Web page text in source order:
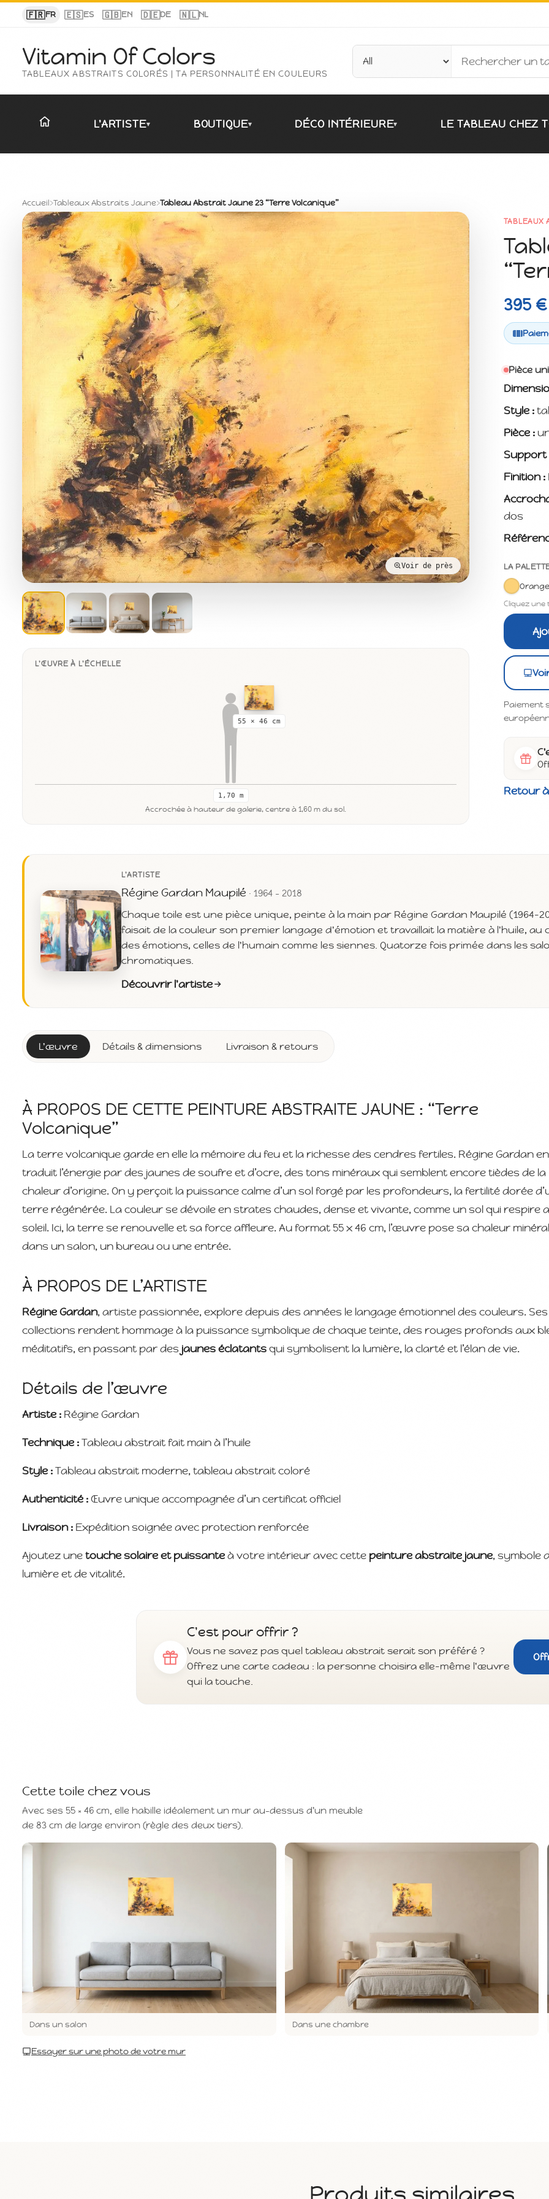
🇫🇷FR 🇪🇸ES 🇬🇧EN 🇩🇪DE 🇳🇱NL
Vitamin Of Colors
TABLEAUX ABSTRAITS COLORÉS | TA PERSONNALITÉ EN COULEURS
L'ARTISTE▾ BOUTIQUE▾ DÉCO INTÉRIEURE▾ LE TABLEAU CHEZ
Accueil›Tableaux Abstraits Jaune›Tableau Abstrait Jaune 23 “Terre Volcanique”
Voir de près
L'ŒUVRE À L'ÉCHELLE
1,70 m
55 × 46 cm
Accrochée à hauteur de galerie, centre à 1,60 m du sol.
TABLEAUX
395 €
Pièce
Style :
Pièce :
Support
Finition :
dos
LA
Cliquez
Paiement
Retour
L'ARTISTE
Régine Gardan Maupilé · 1964 - 2018
Chaque toile est une pièce unique, peinte à la main par Régine Gardan Maupilé (1964-
faisait de la couleur son premier langage d'émotion et travaillait la matière à l'huile,
des émotions, celles de l'humain comme les siennes. Quatorze fois primée dans les
chromatiques.
Découvrir l'artiste
L'œuvre Détails & dimensions Livraison & retours
À PROPOS DE CETTE PEINTURE ABSTRAITE JAUNE : “Terre
Volcanique”
La terre volcanique garde en elle la mémoire du feu et la richesse des cendres fertiles. Régine Gardan en
traduit l’énergie par des jaunes de soufre et d’ocre, des tons minéraux qui semblent encore tièdes de la
chaleur d’origine. On y perçoit la puissance calme d’un sol forgé par les profondeurs, la fertilité dorée
terre régénérée. La couleur se dévoile en strates chaudes, dense et vivante, comme un sol qui respire
soleil. Ici, la terre se renouvelle et sa force affleure. Au format 55 x 46 cm, l’œuvre pose sa chaleur
dans un salon, un bureau ou une entrée.
À PROPOS DE L’ARTISTE
Régine Gardan, artiste passionnée, explore depuis des années le langage émotionnel des couleurs. Ses
collections rendent hommage à la puissance symbolique de chaque teinte, des rouges profonds aux
méditatifs, en passant par des jaunes éclatantsqui symbolisent la lumière, la clarté et l’élan de vie.
Détails de l’œuvre
Artiste : Régine Gardan
Technique :Tableau abstrait fait main à l’huile
Style :Tableau abstrait moderne, tableau abstrait coloré
Authenticité :Œuvre unique accompagnée d’un certificat officiel
Livraison : Expédition soignée avec protection renforcée
Ajoutez unetouche solaire et puissanteà votre intérieur avec cette peinture abstraite jaune, symbole
lumière et de vitalité.
C'est pour offrir ?
Vous ne savez pas quel tableau abstrait serait son préféré ?
Offrez une carte cadeau : la personne choisira elle-même l'œuvre
qui la touche.
Cette toile chez vous
Avec ses 55 × 46 cm, elle habille idéalement un mur au-dessus d'un meuble
de 83 cm de large environ (règle des deux tiers).
Dans un salon Dans une chambre
Essayer sur une photo de votre mur
Panneau de gestion des cookies